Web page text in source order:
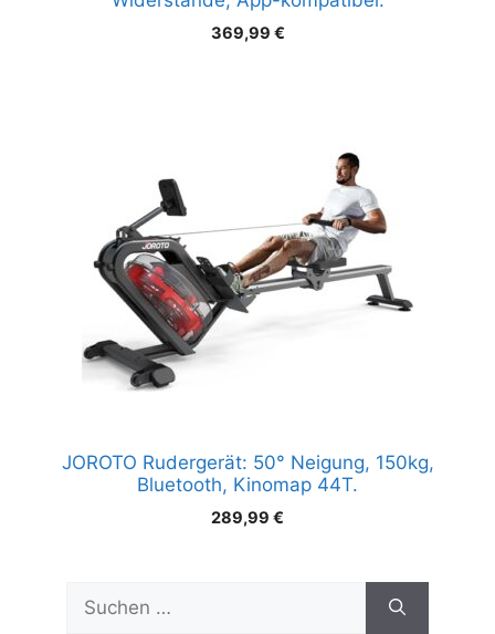
369,99 €
JOROTO Rudergerät: 50° Neigung, 150kg,
Bluetooth, Kinomap 44T.
289,99 €
Suchen
nach: